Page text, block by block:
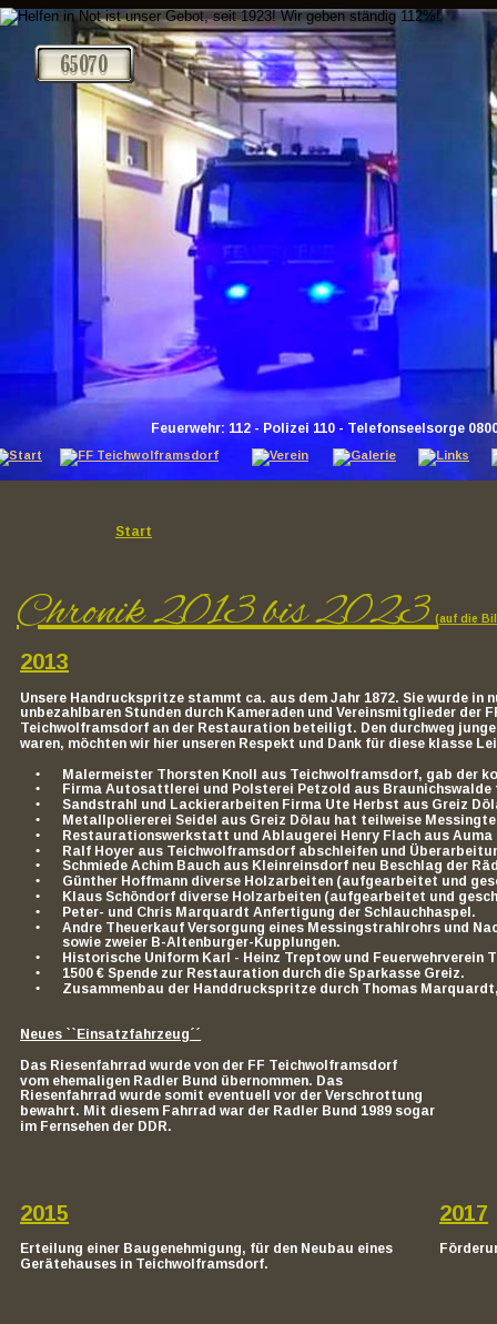
Feuerwehr: 112 - Polizei 110 - Telefonseelsorge
Chronik 2013 bis 2023 (auf die
Start
2013
Unsere Handruckspritze stammt ca. aus dem Jahr 1872. Sie wurde
unbezahlbaren Stunden durch Kameraden und Vereinsmitglieder
Teichwolframsdorf an der Restauration beteiligt. Den durchweg
waren, möchten wir hier unseren Respekt und Dank für diese klasse
•
Malermeister Thorsten Knoll aus Teichwolframsdorf, gab der
•
Firma Autosattlerei und Polsterei Petzold aus
•
Sandstrahl und Lackierarbeiten Firma Ute Herbst aus Greiz
•
Metallpoliererei Seidel aus Greiz Dölau hat teilweise
•
Restaurationswerkstatt und Ablaugerei Henry Flach aus
•
Ralf Hoyer aus Teichwolframsdorf abschleifen und
•
Schmiede Achim Bauch aus Kleinreinsdorf neu Beschlag der
•
Günther Hoffmann diverse Holzarbeiten (aufgearbeitet und
•
Klaus Schöndorf diverse Holzarbeiten (aufgearbeitet und
•
Peter- und Chris Marquardt Anfertigung der Schlauchhaspel.
•
Andre Theuerkauf Versorgung eines Messingstrahlrohrs und
sowie zweier B-Altenburger-Kupplungen.
•
Historische Uniform Karl - Heinz Treptow und Feuerwehrverein
•
1500 € Spende zur Restauration durch die Sparkasse Greiz.
•
Zusammenbau der Handdruckspritze durch Thomas
Neues ``Einsatzfahrzeug´´
Das Riesenfahrrad wurde von der FF Teichwolframsdorf
vom ehemaligen Radler Bund übernommen. Das
Riesenfahrrad wurde somit eventuell vor der Verschrottung
bewahrt. Mit diesem Fahrrad war der Radler Bund 1989 sogar
im Fernsehen der DDR.
2015 2017
Erteilung einer Baugenehmigung, für den Neubau eines
Gerätehauses in Teichwolframsdorf.